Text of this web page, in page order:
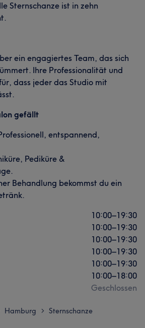
Sternschanze ist in zehn
ein engagiertes Team, das sich
Ihre Professionalität und
dass jeder das Studio mit
gefällt
entspannend,
Pediküre &
Behandlung bekommst du ein
10:00–19:30
10:00–19:30
10:00–19:30
10:00–19:30
10:00–19:30
10:00–18:00
Geschlossen
Hamburg > Sternschanze